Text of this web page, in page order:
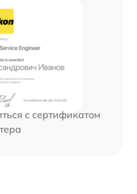
с сертификатом